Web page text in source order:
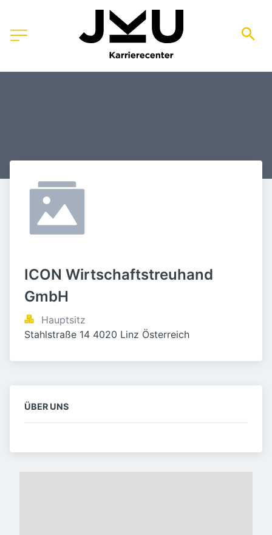
ICON Wirtschaftstreuhand
GmbH
Hauptsitz
Stahlstraße 14 4020 Linz Österreich
ÜBER UNS